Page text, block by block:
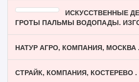
ИСКУССТВЕННЫЕ
ГРОТЫ ПАЛЬМЫ ВОДОПАДЫ.
НАТУР АГРО, КОМПАНИЯ, МОСКВА .
СТРАЙК, КОМПАНИЯ, КОСТЕРЕВО . .